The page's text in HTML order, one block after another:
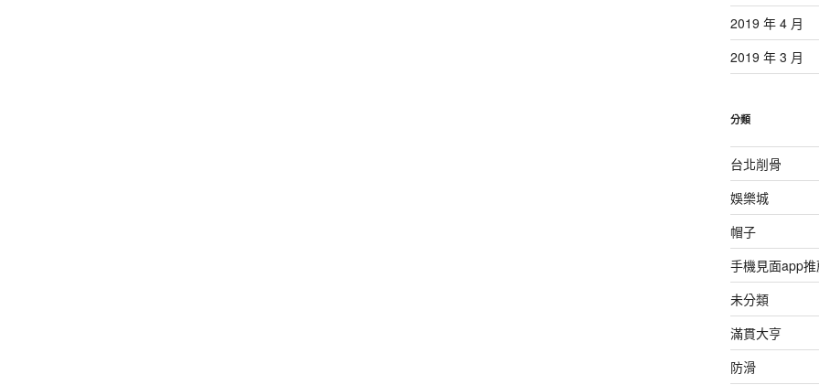
2019 年 4 月
2019 年 3 月
分類
台北削骨
娛樂城
帽子
手機見面app推
未分類
滿貫大亨
防滑